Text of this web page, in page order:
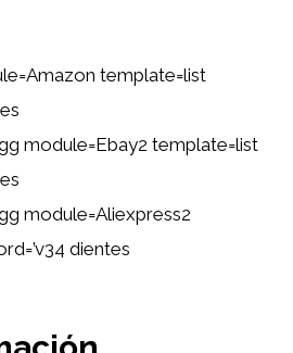
template=list
module=Ebay2 template=list
module=Aliexpress2
dientes